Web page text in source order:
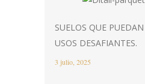
SUELOS QUE
USOS DESAFIANTES.
3 julio, 2025